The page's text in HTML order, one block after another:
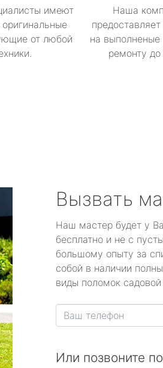
имеют
от любой
Наша
на выполненые
ремонту до
Вызвать
Наш мастер будет у
бесплатно и не с
большому опыту за
собой в наличии
виды поломок
Или позвоните